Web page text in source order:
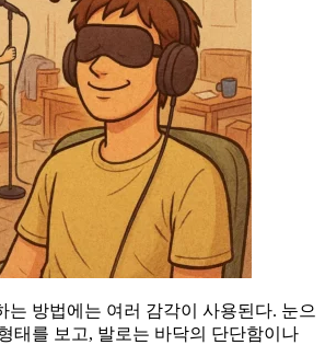
는 방법에는 여러 감각이 사용된다. 눈으
태를 보고, 발로는 바닥의 단단함이나